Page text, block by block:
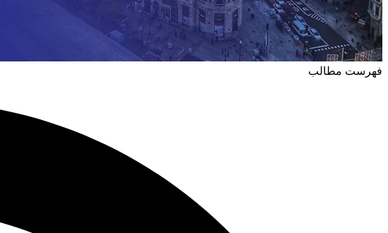
فهرست مطالب